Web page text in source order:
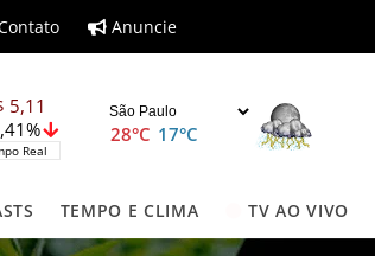
Anuncie
5,11
Real
28°C 17°C
TEMPO E CLIMA TV AO VIVO